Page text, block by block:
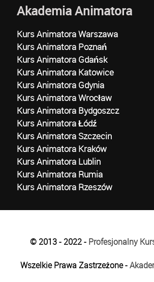
Akademia Animatora
Kurs Animatora Warszawa
Kurs Animatora Poznań
Kurs Animatora Gdańsk
Kurs Animatora Katowice
Kurs Animatora Gdynia
Kurs Animatora Wrocław
Kurs Animatora Bydgoszcz
Kurs Animatora Łódź
Kurs Animatora Szczecin
Kurs Animatora Kraków
Kurs Animatora Lublin
Kurs Animatora Rumia
Kurs Animatora Rzeszów
© 2013 - 2022 - Profesjonalny
Wszelkie Prawa Zastrzeżone -